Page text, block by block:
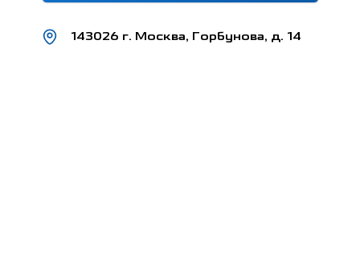
143026 г. Москва, Горбунова, д. 14